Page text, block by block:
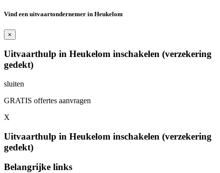
Vind een uitvaartondernemer in Heukelom
×
Uitvaarthulp in Heukelom inschakelen (verzekering
gedekt)
sluiten
GRATIS offertes aanvragen
X
Uitvaarthulp in Heukelom inschakelen (verzekering
gedekt)
Belangrijke links